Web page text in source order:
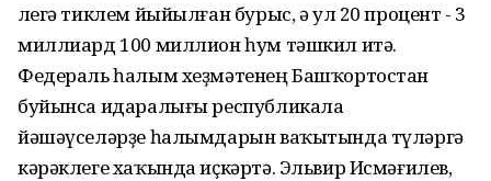
Әлегә тиклем йыйылған бурыс, ә ул 20 процент - 3
миллиард 100 миллион һум тәшкил итә.
Федераль һалым хеҙмәтенең Башҡортостан
буйынса идаралығы республикала
йәшәүселәрҙе һалымдарын ваҡытында түләргә
кәрәклеге хаҡында иҫкәртә. Эльвир Исмәғилев,